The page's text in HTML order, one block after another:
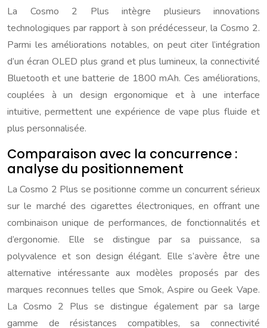
La Cosmo 2 Plus intègre plusieurs innovations
technologiques par rapport à son prédécesseur, la Cosmo 2.
Parmi les améliorations notables, on peut citer l’intégration
d’un écran OLED plus grand et plus lumineux, la connectivité
Bluetooth et une batterie de 1800 mAh. Ces améliorations,
couplées à un design ergonomique et à une interface
intuitive, permettent une expérience de vape plus fluide et
plus personnalisée.
Comparaison avec la concurrence :
analyse du positionnement
La Cosmo 2 Plus se positionne comme un concurrent sérieux
sur le marché des cigarettes électroniques, en offrant une
combinaison unique de performances, de fonctionnalités et
d’ergonomie. Elle se distingue par sa puissance, sa
polyvalence et son design élégant. Elle s’avère être une
alternative intéressante aux modèles proposés par des
marques reconnues telles que Smok, Aspire ou Geek Vape.
La Cosmo 2 Plus se distingue également par sa large
gamme de résistances compatibles, sa connectivité